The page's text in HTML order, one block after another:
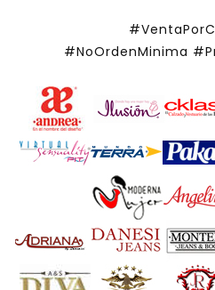
#NoOrdenMinima